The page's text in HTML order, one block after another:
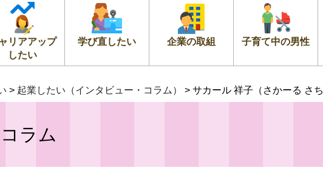
リアアップ
したい
学び直したい 企業の取組 子育て中の男性
> 起業したい（インタビュー・コラム） > サカール 祥子（さかーる さ
ラム